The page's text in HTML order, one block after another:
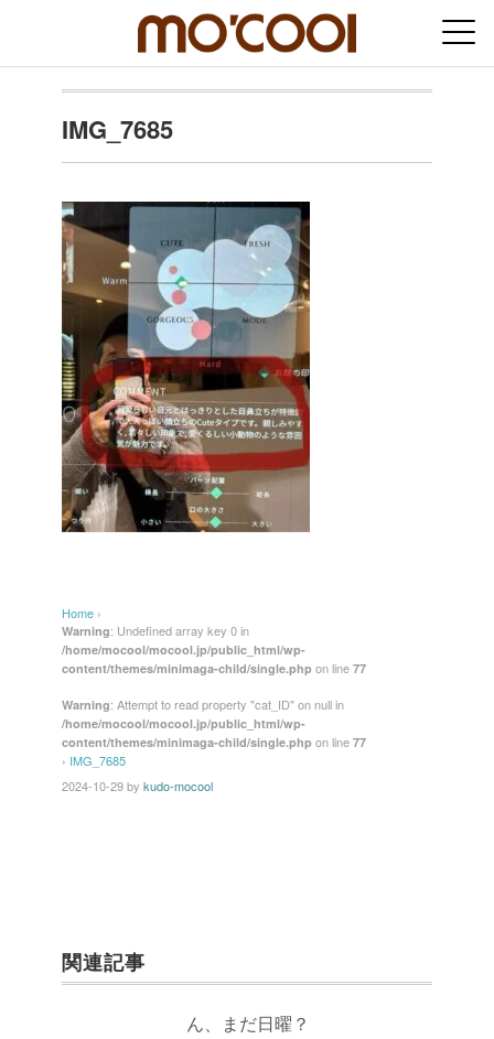
IMG_7685
Home ›
Warning: Undefined array key 0 in
/home/mocool/mocool.jp/public_html/wp-
content/themes/minimaga-child/single.php on line 77
Warning: Attempt to read property "cat_ID" on null in
/home/mocool/mocool.jp/public_html/wp-
content/themes/minimaga-child/single.php on line 77
› IMG_7685
2024-10-29by kudo-mocool
関連記事
ん、まだ日曜？